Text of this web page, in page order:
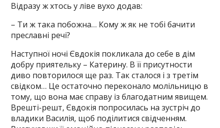
Відразу ж хтось у ліве вухо додав:
– Ти ж така побожна… Кому ж як не тобі бачити
преславні речі?
Наступної ночі Євдокія покликала до себе в дім
добру приятельку – Катерину. В її присутности
диво повторилося ще раз. Так сталося і з третім
свідком… Це остаточно переконало молільницю в
тому, що вона має справу із благодатним явищем.
Врешті-решт, Євдокія попросилась на зустріч до
владики Василія, щоб поділитися свідченням.